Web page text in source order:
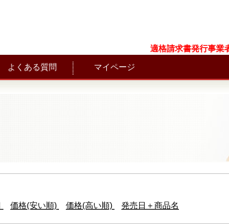
適格請求書発行事業
よくある質問 マイページ
価格(安い順) 価格(高い順) 発売日＋商品名